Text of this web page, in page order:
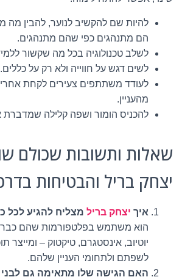
להיות שם להקשיב לנוער, להבין מה
הם מתנהגים כפי שהם מתנהגים.
לשלב טכנולוגיה בכל מה שקשור
לשים דגש על חווייה ולא רק על כללים.
לעודד משתתפים צעירים לקחת
מהעניין.
להכניס הומור ושפה קלילה שמדברת
שאלות ותשובות שכולם
יצחק בריל והבטיחות
איך יצחק בריל מצליח להגיע לכל
הוא משתמש בפלטפורמות שהם כבר
יוטיוב, אינסטגרם, טיקטוק – ומייצר
לשפתם ולתחומי העניין שלהם.
האם הגישה שלו מתאימה גם לבני